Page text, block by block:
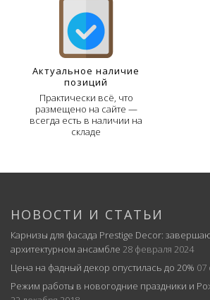
Актуальное наличие
позиций
Практически всё, что
размещено на сайте —
всегда есть в наличии на
складе
НОВОСТИ И СТАТЬИ
Карнизы для фасада Prestige Decor:
архитектурном ансамбле 28 февраля 2024
Цена на фадный декор опустилась до 20% 07
Режим работы в новогодние праздники и